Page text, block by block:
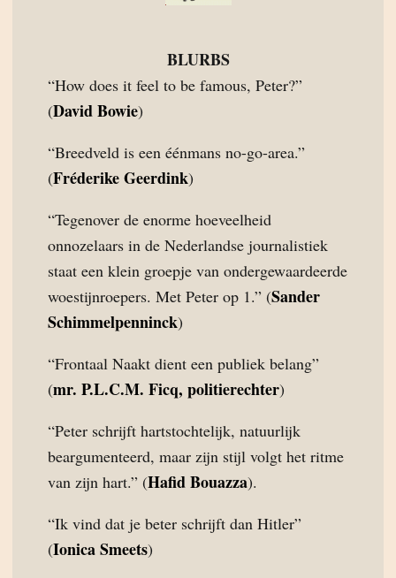
BLURBS
“How does it feel to be famous, Peter?”
(David Bowie)
“Breedveld is een éénmans no-go-area.”
(Fréderike Geerdink)
“Tegenover de enorme hoeveelheid
onnozelaars in de Nederlandse journalistiek
staat een klein groepje van ondergewaardeerde
woestijnroepers. Met Peter op 1.” (Sander
Schimmelpenninck)
“Frontaal Naakt dient een publiek belang”
(mr. P.L.C.M. Ficq, politierechter)
“Peter schrijft hartstochtelijk, natuurlijk
beargumenteerd, maar zijn stijl volgt het ritme
van zijn hart.” (Hafid Bouazza).
“Ik vind dat je beter schrijft dan Hitler”
(Ionica Smeets)